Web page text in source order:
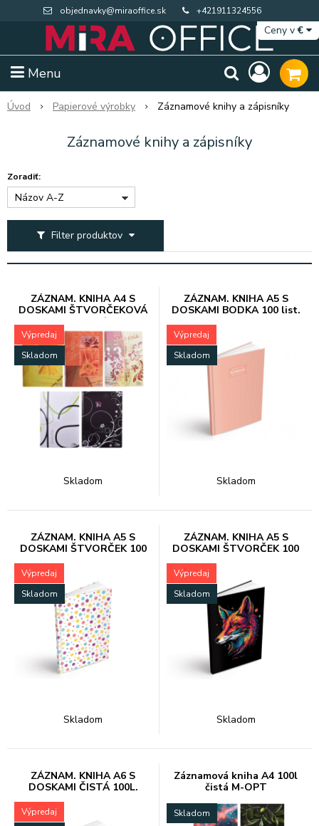
objednavky@miraoffice.sk +421911324556
Menu
Ceny v€
Úvod Papierové výrobky Záznamové knihy a zápisníky
Záznamové knihy a zápisníky
Filter produktov
Zoradiť:
Názov A-Z
ZÁZNAM. KNIHA A4 S
DOSKAMI ŠTVORČEKOVÁ
96 list. 5/
Výpredaj
Skladom
Skladom
ZÁZNAM. KNIHA A5 S
DOSKAMI BODKA 100 list.
Výpredaj
Skladom
Skladom
ZÁZNAM. KNIHA A5 S
DOSKAMI ŠTVORČEK 100
Výpredaj
Skladom
Skladom
ZÁZNAM. KNIHA A5 S
DOSKAMI ŠTVORČEK 100
Výpredaj
Skladom
Skladom
ZÁZNAM. KNIHA A6 S
DOSKAMI ČISTÁ 100L.
7501588
Výpredaj
Záznamová kniha A4 100l
čistá M-OPT
Skladom